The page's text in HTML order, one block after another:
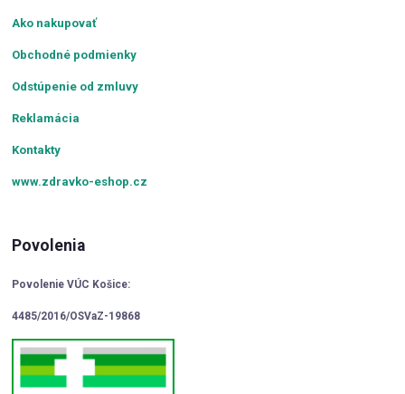
Ako nakupovať
Obchodné podmienky
Odstúpenie od zmluvy
Reklamácia
Kontakty
www.zdravko-eshop.cz
Povolenia
Povolenie VÚC Košice:
4485/2016/OSVaZ-19868